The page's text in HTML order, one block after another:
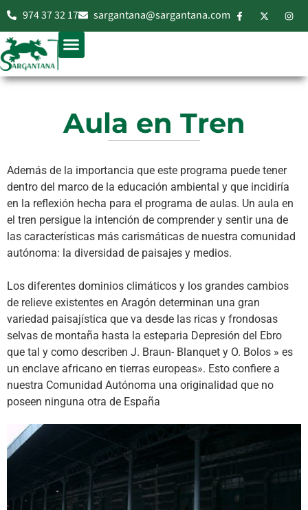
974 37 32 17 sargantana@sargantana.com
Aula en Tren
Además de la importancia que este programa puede tener
dentro del marco de la educación ambiental y que incidiría
en la reflexión hecha para el programa de aulas. Un aula en
el tren persigue la intención de comprender y sentir una de
las características más carismáticas de nuestra comunidad
autónoma: la diversidad de paisajes y medios.
Los diferentes dominios climáticos y los grandes cambios
de relieve existentes en Aragón determinan una gran
variedad paisajística que va desde las ricas y frondosas
selvas de montaña hasta la esteparia Depresión del Ebro
que tal y como describen J. Braun- Blanquet y O. Bolos » es
un enclave africano en tierras europeas». Esto confiere a
nuestra Comunidad Autónoma una originalidad que no
poseen ninguna otra de España